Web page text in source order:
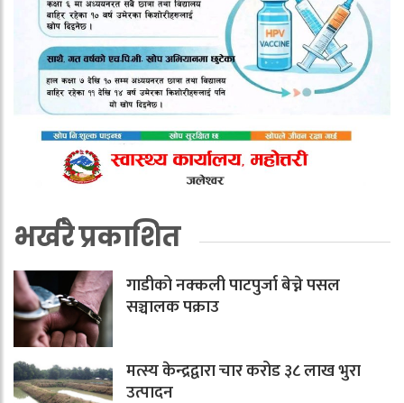
भर्खरै प्रकाशित
गाडीको नक्कली पाटपुर्जा बेच्ने पसल
सञ्चालक पक्राउ
मत्स्य केन्द्रद्वारा चार करोड ३८ लाख भुरा
उत्पादन